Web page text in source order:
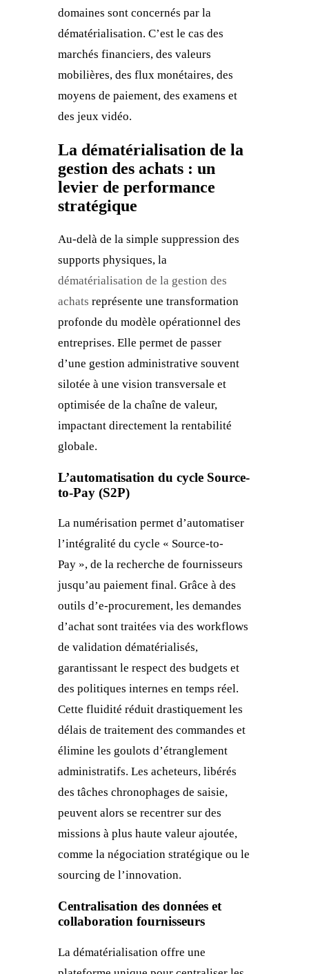
domaines sont concernés par la
dématérialisation. C’est le cas des
marchés financiers, des valeurs
mobilières, des flux monétaires, des
moyens de paiement, des examens et
des jeux vidéo.
La dématérialisation de la
gestion des achats : un
levier de performance
stratégique
Au-delà de la simple suppression des
supports physiques, la
dématérialisation de la gestion des
achats représente une transformation
profonde du modèle opérationnel des
entreprises. Elle permet de passer
d’une gestion administrative souvent
silotée à une vision transversale et
optimisée de la chaîne de valeur,
impactant directement la rentabilité
globale.
L’automatisation du cycle Source-
to-Pay (S2P)
La numérisation permet d’automatiser
l’intégralité du cycle « Source-to-
Pay », de la recherche de fournisseurs
jusqu’au paiement final. Grâce à des
outils d’e-procurement, les demandes
d’achat sont traitées via des workflows
de validation dématérialisés,
garantissant le respect des budgets et
des politiques internes en temps réel.
Cette fluidité réduit drastiquement les
délais de traitement des commandes et
élimine les goulots d’étranglement
administratifs. Les acheteurs, libérés
des tâches chronophages de saisie,
peuvent alors se recentrer sur des
missions à plus haute valeur ajoutée,
comme la négociation stratégique ou le
sourcing de l’innovation.
Centralisation des données et
collaboration fournisseurs
La dématérialisation offre une